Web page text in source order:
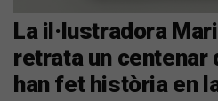
La il·lustradora
retrata un centenar
han fet història en